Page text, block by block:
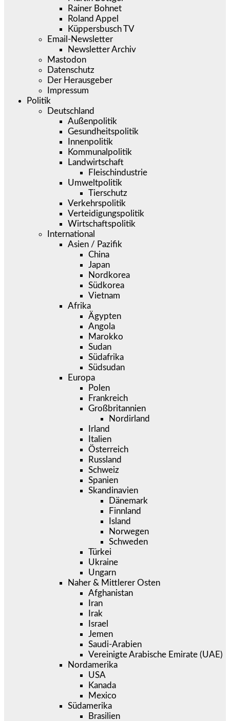
Rainer Bohnet
Roland Appel
Küppersbusch TV
Email-Newsletter
Newsletter Archiv
Mastodon
Datenschutz
Der Herausgeber
Impressum
Politik
Deutschland
Außenpolitik
Gesundheitspolitik
Innenpolitik
Kommunalpolitik
Landwirtschaft
Fleischindustrie
Umweltpolitik
Tierschutz
Verkehrspolitik
Verteidigungspolitik
Wirtschaftspolitik
International
Asien / Pazifik
China
Japan
Nordkorea
Südkorea
Vietnam
Afrika
Ägypten
Angola
Marokko
Sudan
Südafrika
Südsudan
Europa
Polen
Frankreich
Großbritannien
Nordirland
Irland
Italien
Österreich
Russland
Schweiz
Spanien
Skandinavien
Dänemark
Finnland
Island
Norwegen
Schweden
Türkei
Ukraine
Ungarn
Naher & Mittlerer Osten
Afghanistan
Iran
Irak
Israel
Jemen
Saudi-Arabien
Vereinigte Arabische Emirate (UAE)
Nordamerika
USA
Kanada
Mexico
Südamerika
Brasilien